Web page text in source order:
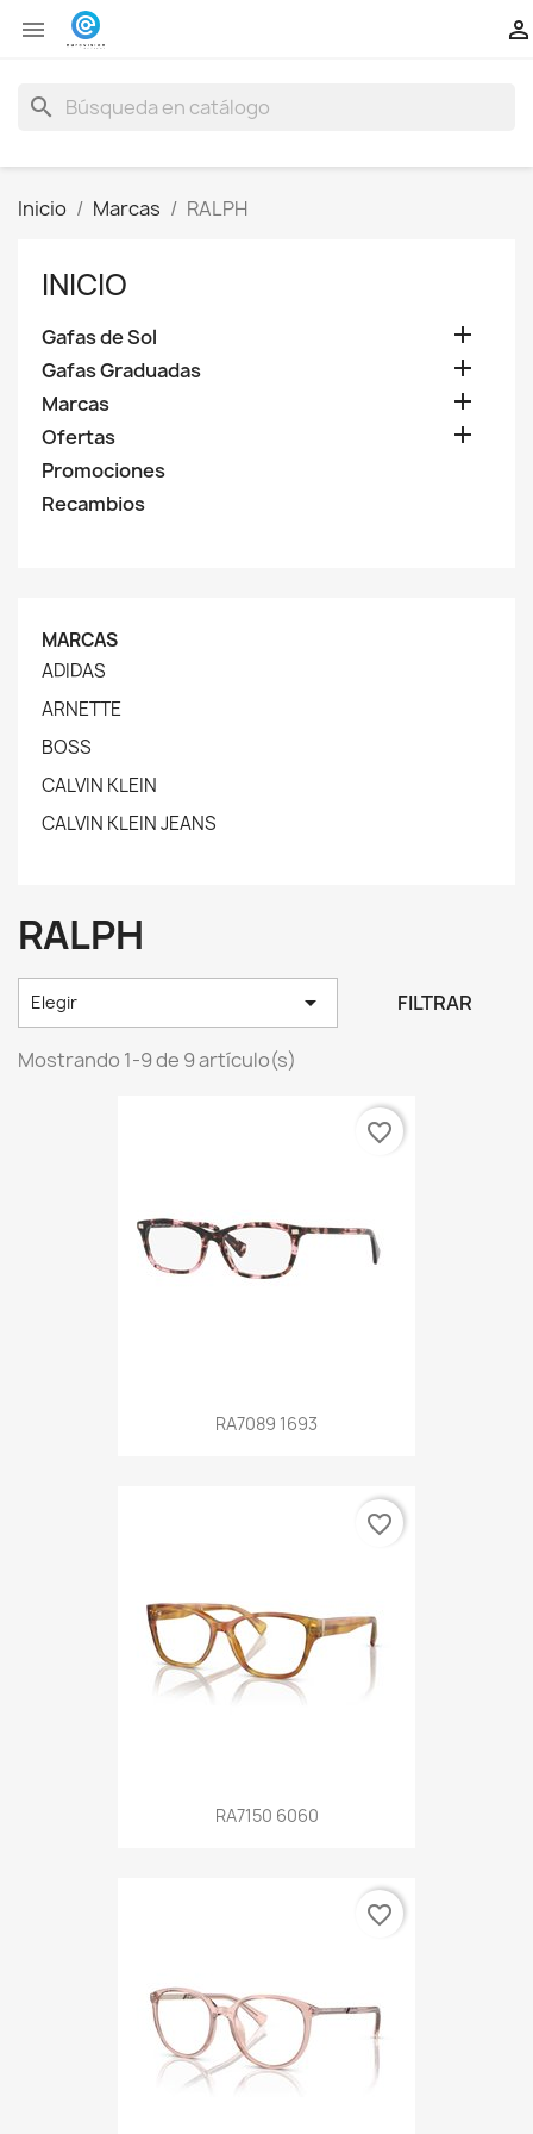
 
search
Inicio Marcas RALPH
INICIO
Gafas de Sol 
Gafas Graduadas 
Marcas 
Ofertas 
Promociones
Recambios
MARCAS
ADIDAS
ARNETTE
BOSS
CALVIN KLEIN
CALVIN KLEIN JEANS
RALPH
Elegir  FILTRAR
Mostrando 1-9 de 9 artículo(s)
RA7089 1693
favorite_border
RA7150 6060
favorite_border
favorite_border